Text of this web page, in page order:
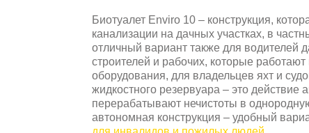
Биотуалет Enviro 10 – конструкция,
канализации на дачных участках, в
отличный вариант также для водителей
строителей и рабочих, которые работают
оборудования, для владельцев яхт и
жидкостного резервуара – это
перерабатывают нечистоты в
автономная конструкция – удобный